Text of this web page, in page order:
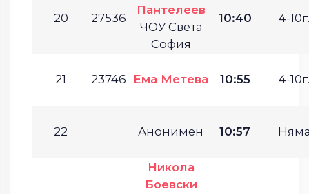
20 27536
Пантелеев
ЧОУ Света
София
10:40 4-10г.
21 23746 Ема Метева 10:55 4-10г.
22 Анонимен 10:57
Никола
Боевски